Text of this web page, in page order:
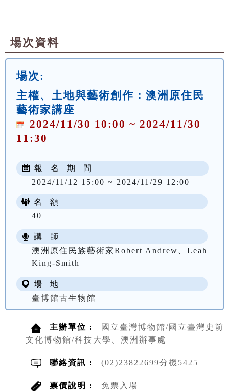
場次資料
場次:
主權、土地與藝術創作：澳洲原住民
藝術家講座
2024/11/30 10:00 ~ 2024/11/30
11:30
報 名 期 間
2024/11/12 15:00 ~ 2024/11/29 12:00
名 額
40
講 師
澳洲原住民族藝術家Robert Andrew、Leah
King-Smith
場 地
臺博館古生物館
主辦單位 :
國立臺灣博物館/國立臺灣史前
文化博物館/科技大學、澳洲辦事處
聯絡資訊 : (02)23822699分機5425
票價說明 : 免票入場